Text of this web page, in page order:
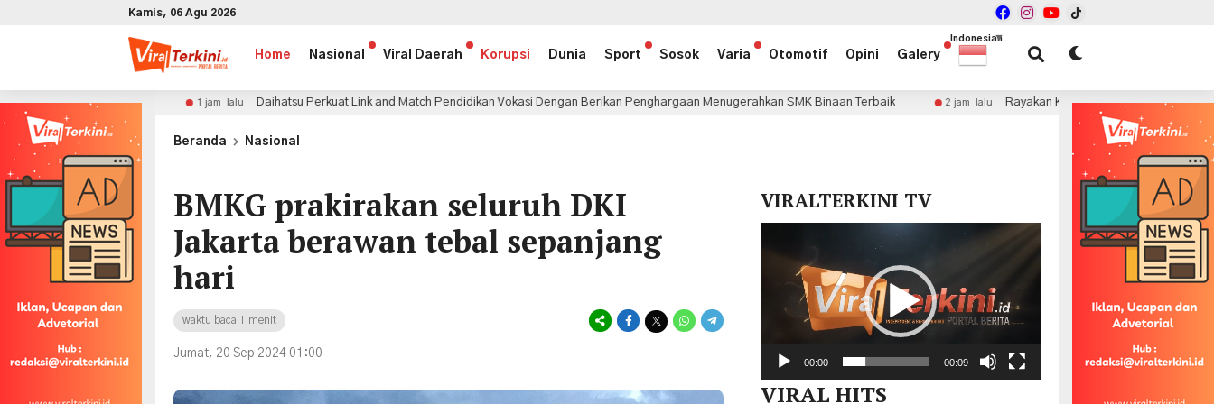
Kamis, 06 Agu 2026
Home Nasional Viral Daerah Korupsi Dunia Sport Sosok Varia Otomotif Opini Galery
Indonesian
▼
1 jam lalu Daihatsu Perkuat Link and Match Pendidikan Vokasi Dengan Berikan Penghargaan Menugerahkan SMK Binaan Terbaik 2 jam lalu Rayakan Kemerdekaan, GWK Cultural Park Siapkan Pesta
Beranda Nasional
BMKG prakirakan seluruh DKI
Jakarta berawan tebal sepanjang
hari
waktu baca 1 menit
Jumat, 20 Sep 2024 01:00
VIRALTERKINI TV
00:00 00:09
VIRAL HITS